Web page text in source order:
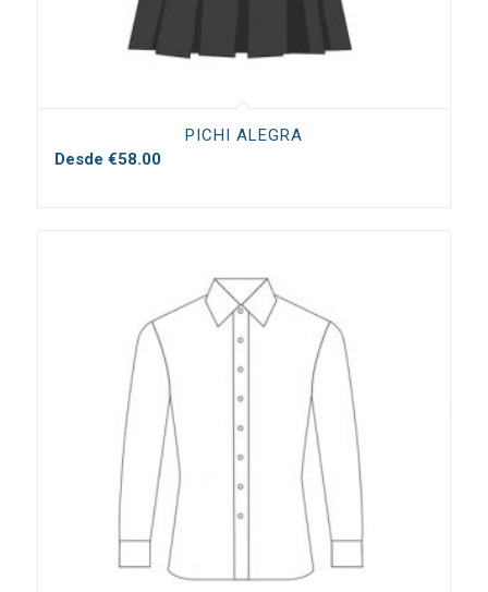
PICHI ALEGRA
Desde €58.00